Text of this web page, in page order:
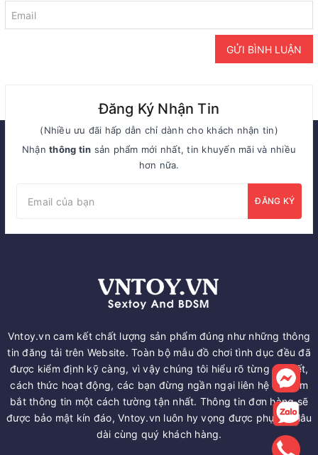
GỬI BÌNH LUẬN
Đăng Ký Nhận Tin
(Nhiều ưu đãi hấp dẫn chỉ dành cho khách nhận tin)
Nhậnthông tin sản phẩm mới nhất, tin khuyến mãi và nhiều
hơn nữa.
ĐĂNG KÝ
Vntoy.vn cam kết chất lượng sản phẩm đúng như những thông
tin đăng tải trên Website. Toàn bộ mẫu đồ chơi tình dục đều đã
được kiểm định kỹ càng, vì vậy chúng tôi hiểu rõ từng chi tiết,
cách thức hoạt động, các bạn đừng ngần ngại liên hệ để nắm
bắt thông tin một cách tường tận nhất. Thông tin đơn hàng sẽ
được bảo mật kín đáo, Vntoy.vn luôn hy vọng được phục vụ lâu
dài cùng quý khách hàng.